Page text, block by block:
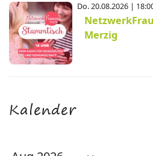
Do. 20.08.2026 |
Merzig
Kalender